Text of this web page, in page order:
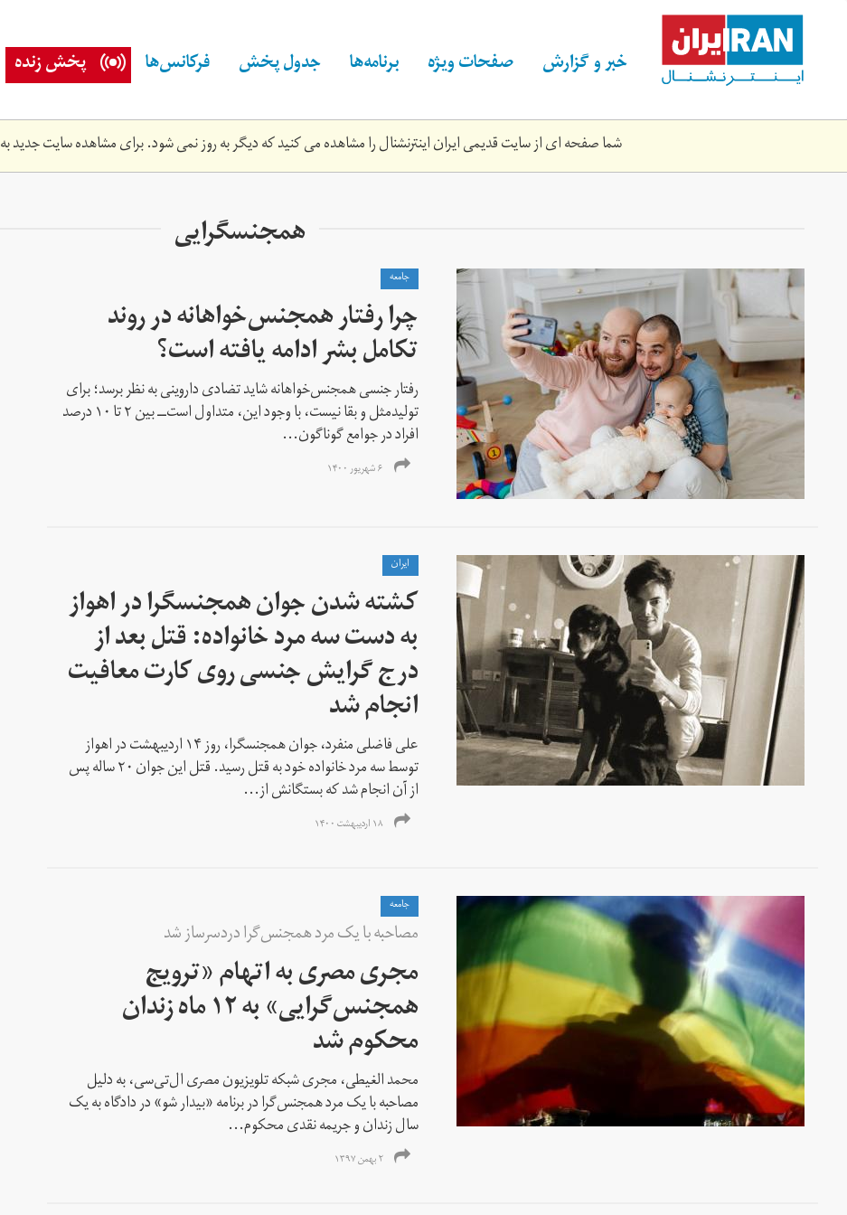
content خبر و گزارش صفحات ویژه برنامه‌ها جدول پخش فرکانس‌ها پخش زنده
شما صفحه ای از سایت قدیمی ایران اینترنشنال را مشاهده می کنید که دیگر به روز نمی شود. برای مشاهده سایت جدید به
همجنسگرایی
جامعه
چرا رفتار همجنس‌خواهانه در روند
تکامل بشر ادامه یافته است؟
رفتار جنسی همجنس‌خواهانه شاید تضادی داروینی به نظر برسد؛ برای
تولیدمثل و بقا نیست، با وجود این، متداول است‌ــ بین ۲ تا ۱۰ درصد
افراد در جوامع گوناگون...
۶ شهریور ۱۴۰۰
ايران
کشته شدن جوان همجنسگرا در اهواز
به دست سه مرد خانواده: قتل بعد از
درج گرایش جنسی‌ روی کارت معافیت
انجام شد
علی فاضلی منفرد، جوان همجنسگرا، روز ۱۴ اردیبهشت در اهواز
توسط سه مرد خانواده خود به قتل رسید. قتل این جوان ۲۰ ساله پس
از آن انجام شد که بستگانش از...
۱۸ اردیبهشت ۱۴۰۰
جامعه
مصاحبه با یک مرد همجنس‌گرا دردسرساز شد
مجری مصری به اتهام «ترویج
همجنس‌گرایی» به ۱۲ ماه زندان
محکوم شد
محمد الغیطی، مجری شبکه تلویزیون مصری ال‌تی‌سی، به دلیل
مصاحبه با یک مرد همجنس‌گرا در برنامه «بیدار شو» در دادگاه به یک
سال زندان و جریمه نقدی محکوم...
۲ بهمن ۱۳۹۷